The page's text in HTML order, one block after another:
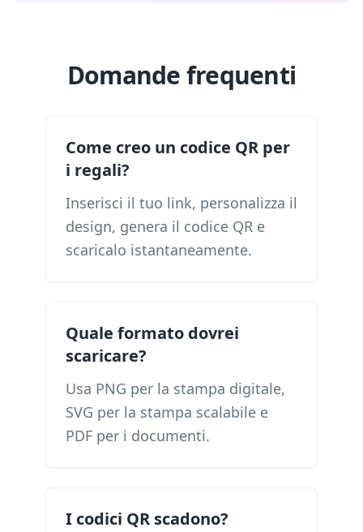
Domande frequenti
Come creo un codice QR per
i regali?
Inserisci il tuo link, personalizza il
design, genera il codice QR e
scaricalo istantaneamente.
Quale formato dovrei
scaricare?
Usa PNG per la stampa digitale,
SVG per la stampa scalabile e
PDF per i documenti.
I codici QR scadono?